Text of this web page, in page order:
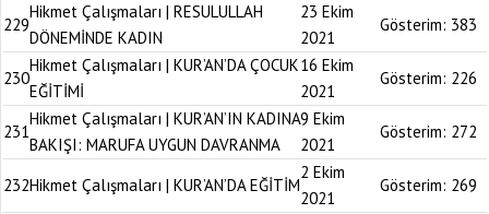
229
Hikmet Çalışmaları | RESULULLAH
DÖNEMİNDE KADIN
23 Ekim
2021
Gösterim: 383
230
Hikmet Çalışmaları | KUR’AN’DA ÇOCUK
EĞİTİMİ
16 Ekim
2021
Gösterim: 226
231
Hikmet Çalışmaları | KUR’AN’IN KADINA
BAKIŞI: MARUFA UYGUN DAVRANMA
9 Ekim
2021
Gösterim: 272
232Hikmet Çalışmaları | KUR’AN’DA EĞİTİM
2 Ekim
2021
Gösterim: 269